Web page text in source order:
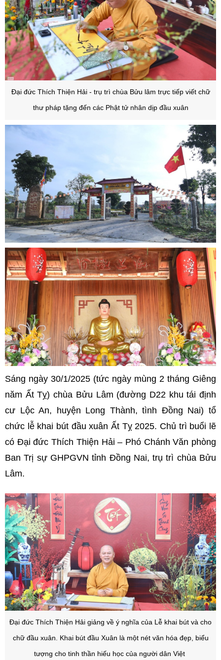
Đại đức Thích Thiện Hải - trụ trì chùa Bửu lâm trực tiếp viết chữ
thư pháp tặng đến các Phật tử nhân dịp đầu xuân
Sáng ngày 30/1/2025 (tức ngày mùng 2 tháng Giêng
năm Ất Tỵ) chùa Bửu Lâm (đường D22 khu tái định
cư Lộc An, huyện Long Thành, tình Đồng Nai) tổ
chức lễ khai bút đầu xuân Ất Tỵ 2025. Chủ trì buổi lẽ
có Đại đức Thích Thiện Hải – Phó Chánh Văn phòng
Ban Trị sự GHPGVN tỉnh Đồng Nai, trụ trì chùa Bửu
Lâm.
Đại đức Thích Thiện Hải giảng về ý nghĩa của Lễ khai bút và cho
chữ đầu xuân. Khai bút đầu Xuân là một nét văn hóa đẹp, biểu
tượng cho tinh thần hiếu học của người dân Việt